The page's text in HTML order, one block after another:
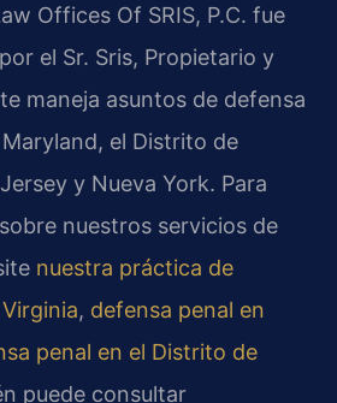
Offices Of SRIS, P.C. fue
el Sr. Sris, Propietario y
maneja asuntos de defensa
el Distrito de
y Nueva York. Para
nuestros servicios de
nuestra práctica de
, defensa penal en
penal en el Distrito de
puede consultar